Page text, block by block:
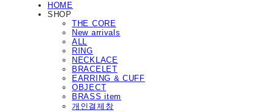
HOME
SHOP
THE CORE
New arrivals
ALL
RING
NECKLACE
BRACELET
EARRING & CUFF
OBJECT
BRASS item
개인결제창